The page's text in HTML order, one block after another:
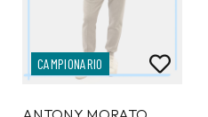
CAMPIONARIO